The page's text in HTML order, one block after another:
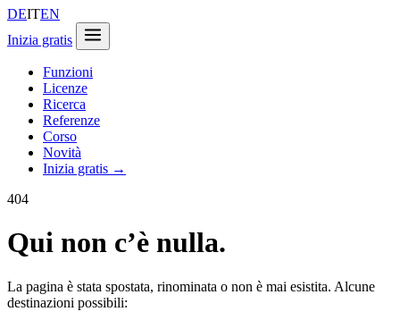
DEITEN
Inizia gratis
Funzioni
Licenze
Ricerca
Referenze
Corso
Novità
Inizia gratis →
404
Qui non c’è nulla.
La pagina è stata spostata, rinominata o non è mai esistita. Alcune
destinazioni possibili: